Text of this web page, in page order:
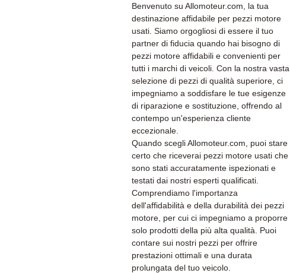
Benvenuto su Allomoteur.com, la tua
destinazione affidabile per pezzi motore
usati. Siamo orgogliosi di essere il tuo
partner di fiducia quando hai bisogno di
pezzi motore affidabili e convenienti per
tutti i marchi di veicoli. Con la nostra vasta
selezione di pezzi di qualità superiore, ci
impegniamo a soddisfare le tue esigenze
di riparazione e sostituzione, offrendo al
contempo un'esperienza cliente
eccezionale.
Quando scegli Allomoteur.com, puoi stare
certo che riceverai pezzi motore usati che
sono stati accuratamente ispezionati e
testati dai nostri esperti qualificati.
Comprendiamo l'importanza
dell'affidabilità e della durabilità dei pezzi
motore, per cui ci impegniamo a proporre
solo prodotti della più alta qualità. Puoi
contare sui nostri pezzi per offrire
prestazioni ottimali e una durata
prolungata del tuo veicolo.